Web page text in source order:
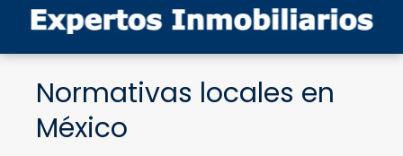
Normativas locales en
México